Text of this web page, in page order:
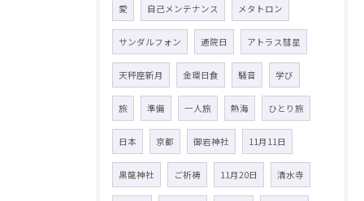
愛 自己メンテナンス メタトロン
サンダルフォン 通院日 アトラス彗星
天秤座新月 金環日食 騒音 学び
旅 準備 一人旅 熱海 ひとり旅
日本 京都 御岩神社 11月11日
黒龍神社 ご祈祷 11月20日 清水寺